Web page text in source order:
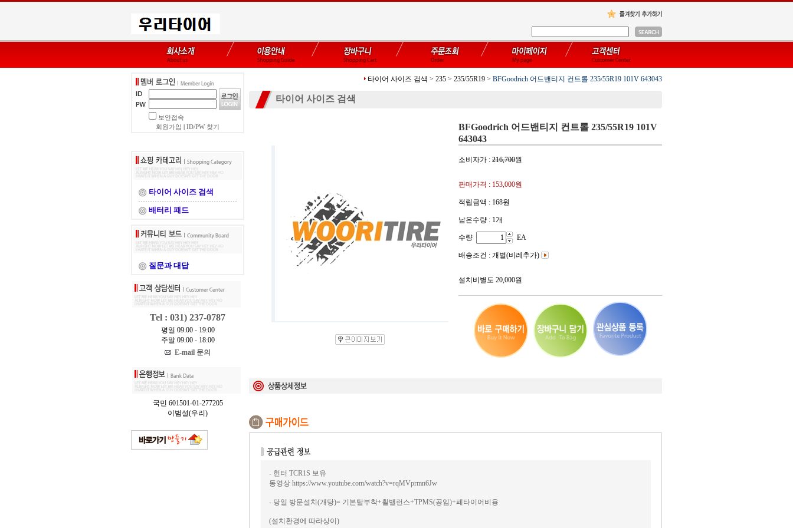
보안접속
회원가입
ID/PW 찾기
타이어 사이즈 검색
배터리 패드
질문과 대답
Tel : 031) 237-0787
평일 09:00 - 19:00
주말 09:00 - 18:00
E-mail 문의
국민 601501-01-277205
이범설(우리)
타이어 사이즈 검색 > 235 > 235/55R19 > BFGoodrich 어드밴티지 컨트롤 235/55R19 101V 643043
타이어 사이즈 검색
BFGoodrich 어드밴티지 컨트롤 235/55R19 101V
643043
소비자가 : 216,700원
판매가격 : 153,000원
적립금액 : 168원
남은수량 : 1개
수량 EA
배송조건 : 개별(비례추가)
설치비별도 20,000원
- 헌터 TCR1S 보유
동영상 https://www.youtube.com/watch?v=rqMVprmn6Jw
- 당일 방문설치(개당)= 기본탈부착+휠밸런스+TPMS(공임)+폐타이어비용
(설치환경에 따라상이)